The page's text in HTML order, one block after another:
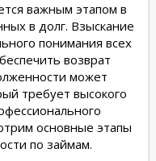
важным этапом в
в долг. Взыскание
понимания всех
возврат
может
требует высокого
основные этапы
по займам.